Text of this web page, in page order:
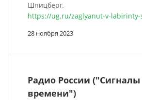
Шпицберг.
https://ug.ru/zaglyanut-v-labirinty-
28 ноября 2023
Радио России ("Сигналы
времени")